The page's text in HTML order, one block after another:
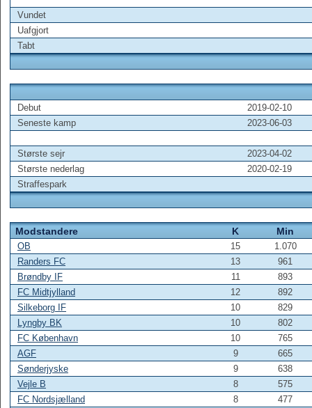
Vundet
Uafgjort
Tabt
Debut
2019-02-10
Seneste kamp
2023-06-03
Største sejr
2023-04-02
Største nederlag
2020-02-19
Straffespark
Modstandere K Min
OB 15
1.070
Randers FC
13
961
Brøndby IF
11
893
FC Midtjylland
12
892
Silkeborg IF
10
829
Lyngby BK
10
802
FC København
10
765
AGF
9
665
Sønderjyske
9
638
Vejle B
8
575
FC Nordsjælland
8
477